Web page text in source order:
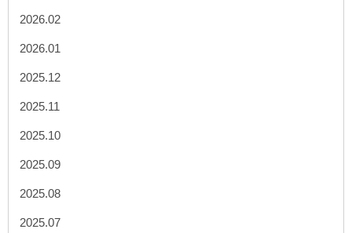
2026.02
2026.01
2025.12
2025.11
2025.10
2025.09
2025.08
2025.07